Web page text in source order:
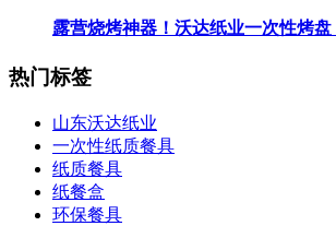
露营烧烤神器！沃达纸业一次性烤盘
热门标签
山东沃达纸业
一次性纸质餐具
纸质餐具
纸餐盒
环保餐具